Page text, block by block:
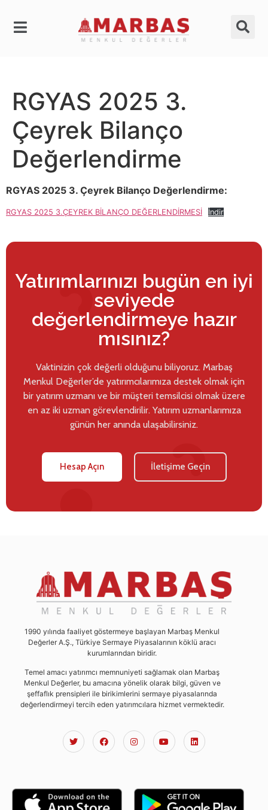
RGYAS 2025 3.
Çeyrek Bilanço
Değerlendirme
RGYAS 2025 3. Çeyrek Bilanço Değerlendirme:
RGYAS 2025 3.ÇEYREK BİLANÇO DEĞERLENDİRMESİ İndir
Yatırımlarınızı bugün en iyi
seviyede
değerlendirmeye hazır
mısınız?
Vaktinizin çok değerli olduğunu biliyoruz. Marbaş
Menkul Değerler’de yatırımcılarımıza destek olmak için
bir yatırım uzmanı ve bir müşteri temsilcisi olmak üzere
en az iki uzman görevlendirilir. Yatırım uzmanlarımıza
günün her anında ulaşabilirsiniz.
Hesap Açın İletişime Geçin
1990 yılında faaliyet göstermeye başlayan Marbaş Menkul
Değerler A.Ş., Türkiye Sermaye Piyasalarının köklü aracı
kurumlarından biridir.
Temel amacı yatırımcı memnuniyeti sağlamak olan Marbaş
Menkul Değerler, bu amacına yönelik olarak bilgi, güven ve
şeffaflık prensipleri ile birikimlerini sermaye piyasalarında
değerlendirmeyi tercih eden yatırımcılara hizmet vermektedir.